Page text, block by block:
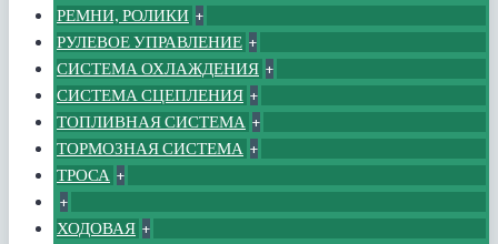
РЕМНИ, РОЛИКИ +
РУЛЕВОЕ УПРАВЛЕНИЕ +
СИСТЕМА ОХЛАЖДЕНИЯ +
СИСТЕМА СЦЕПЛЕНИЯ +
ТОПЛИВНАЯ СИСТЕМА +
ТОРМОЗНАЯ СИСТЕМА +
ТРОСА +
+
ХОДОВАЯ +